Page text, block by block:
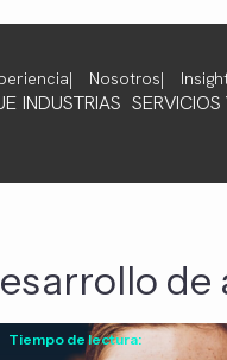
Nosotros
INDUSTRIAS
Tiempo de lectura: